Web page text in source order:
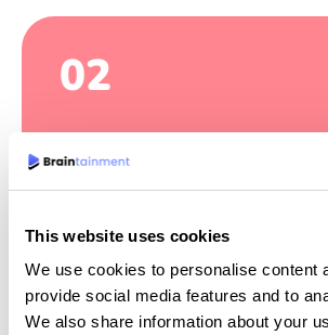
This website uses cookies
We use cookies to personalise content
provide social media features and to
We also share information about your
02
Design efter jeres
Vi leverer en løsning, som er tilpasset
look and feel.